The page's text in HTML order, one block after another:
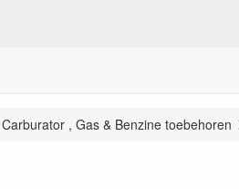
Carburator , Gas & Benzine toebehoren